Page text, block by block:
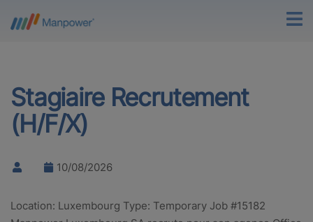
Stagiaire Recrutement
(H/F/X)
10/08/2026
Location: Luxembourg Type: Temporary Job #15182